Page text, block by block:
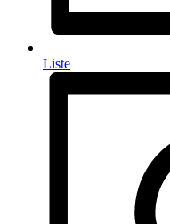
Liste